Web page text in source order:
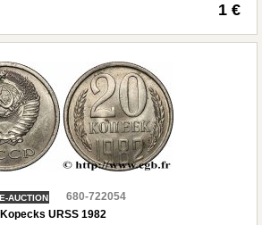
1 €
E-AUCTION
680-722054
URSS 1982